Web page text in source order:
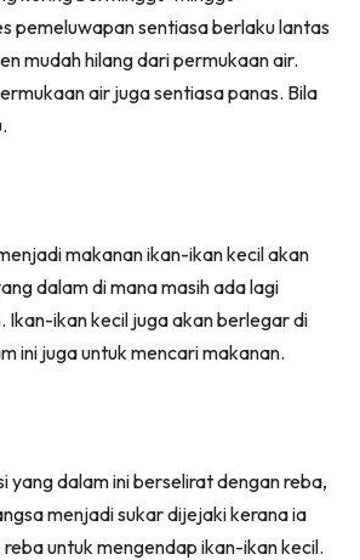
pemeluwapan sentiasa berlaku lantas
mudah hilang dari permukaan air.
air juga sentiasa panas. Bila
makanan ikan-ikan kecil akan
dalam di mana masih ada lagi
Ikan-ikan kecil juga akan berlegar di
ini juga untuk mencari makanan.
yang dalam ini berselirat dengan reba,
menjadi sukar dijejaki kerana ia
untuk mengendap ikan-ikan kecil.